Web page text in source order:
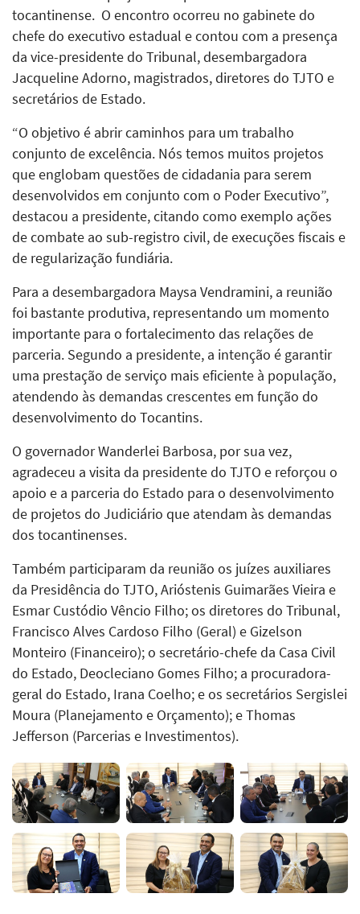
tocantinense. O encontro ocorreu no gabinete do
chefe do executivo estadual e contou com a presença
da vice-presidente do Tribunal, desembargadora
Jacqueline Adorno, magistrados, diretores do TJTO e
secretários de Estado.
“O objetivo é abrir caminhos para um trabalho
conjunto de excelência. Nós temos muitos projetos
que englobam questões de cidadania para serem
desenvolvidos em conjunto com o Poder Executivo”,
destacou a presidente, citando como exemplo ações
de combate ao sub-registro civil, de execuções fiscais e
de regularização fundiária.
Para a desembargadora Maysa Vendramini, a reunião
foi bastante produtiva, representando um momento
importante para o fortalecimento das relações de
parceria. Segundo a presidente, a intenção é garantir
uma prestação de serviço mais eficiente à população,
atendendo às demandas crescentes em função do
desenvolvimento do Tocantins.
O governador Wanderlei Barbosa, por sua vez,
agradeceu a visita da presidente do TJTO e reforçou o
apoio e a parceria do Estado para o desenvolvimento
de projetos do Judiciário que atendam às demandas
dos tocantinenses.
Também participaram da reunião os juízes auxiliares
da Presidência do TJTO, Arióstenis Guimarães Vieira e
Esmar Custódio Vêncio Filho; os diretores do Tribunal,
Francisco Alves Cardoso Filho (Geral) e Gizelson
Monteiro (Financeiro); o secretário-chefe da Casa Civil
do Estado, Deocleciano Gomes Filho; a procuradora-
geral do Estado, Irana Coelho; e os secretários Sergislei
Moura (Planejamento e Orçamento); e Thomas
Jefferson (Parcerias e Investimentos).